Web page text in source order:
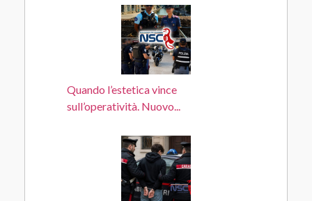
Quando l’estetica vince
sull’operatività. Nuovo...